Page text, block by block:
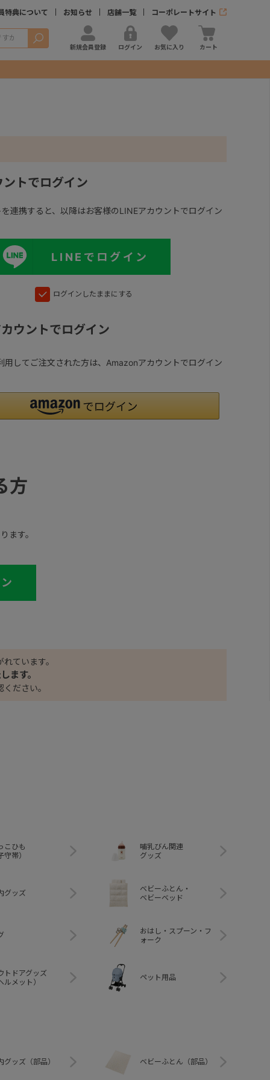
特典について お知らせ 店舗一覧 コーポレートサイト
検索
新規会員登録 ログイン お気に入り カート
トでログイン
連携すると、以降はお客様のLINEアカウントでログイン
LINEでログイン
ログインしたままにする
ウントでログイン
用してご注文された方は、Amazonアカウントでログイン
方
ます。
ています。
ます。
ださい。
こひも
守帯）
哺乳びん関連
グッズ
グッズ
ベビーふとん・
ベビーベッド
おはし・スプーン・フ
ォーク
トドアグッズ
ルメット）
ペット用品
グッズ（部品） ベビーふとん（部品）